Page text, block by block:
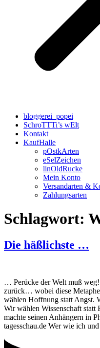
bloggerei_popei
SchroTTTi’s wElt
Kontakt
KaufHalle
pOstkArten
eSelZeichen
linOldRucke
Mein Konto
Versandarten &
Zahlungsarten
Schlagwort:
Die häßlichste …
… Perücke der Welt muß
zurück… wobei diese
wählen Hoffnung statt Angst.
Wir wählen Wissenschaft
machte seinen Anhängern in
tagesschau.de Wer wie ich